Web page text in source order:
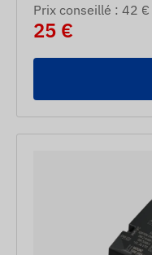
Prix ​​conseillé : 42 €
25 €